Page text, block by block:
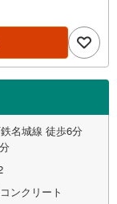
名城線 徒歩6分
ンクリート